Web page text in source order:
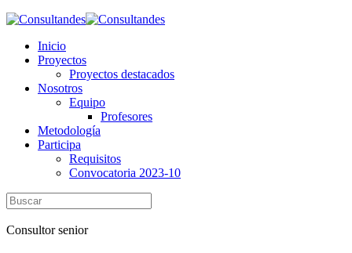
Inicio
Proyectos
Proyectos destacados
Nosotros
Equipo
Profesores
Metodología
Participa
Requisitos
Convocatoria 2023-10
Consultor senior